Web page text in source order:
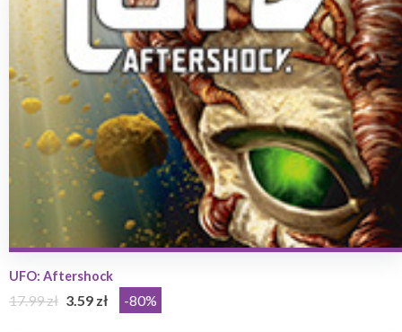
UFO: Aftershock
17.99 zł 3.59 zł -80%